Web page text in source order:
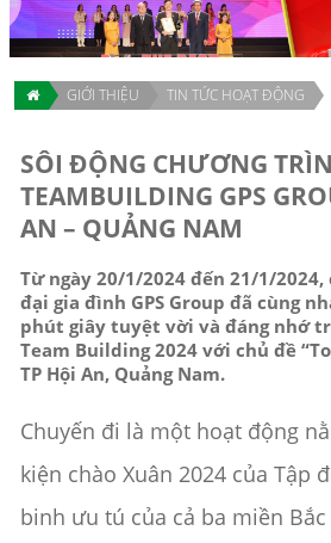
GIỚI THIỆU TIN TỨC HOẠT ĐỘNG
SÔI ĐỘNG CHƯƠNG
TEAMBUILDING GPS
AN – QUẢNG NAM
Từ ngày 20/1/2024 đến 21/1/
đại gia đình GPS Group đã cùng
phút giây tuyệt vời và đáng nhớ
Team Building 2024 với chủ đề
TP Hội An, Quảng Nam.
Chuyến đi là một hoạt động
kiện chào Xuân 2024 của Tập
binh ưu tú của cả ba miền